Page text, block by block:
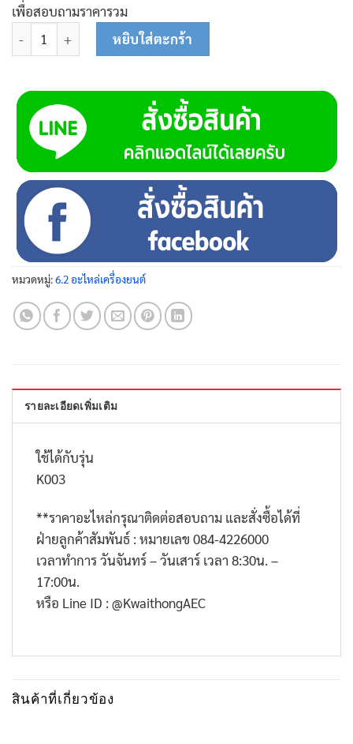
เพื่อสอบถามราคารวม
จำนวน ฉนวนคาร์บูเรเตอร์ 9HP 03-0703 ชิ้น
หยิบใส่ตะกร้า
หมวดหมู่:6.2 อะไหล่เครื่องยนต์
รายละเอียดเพิ่มเติม
ใช้ได้กับรุ่น
K003
**ราคาอะไหล่กรุณาติดต่อสอบถาม และสั่งซื้อได้ที่
ฝ่ายลูกค้าสัมพันธ์ : หมายเลข 084-4226000
เวลาทำการ วันจันทร์ – วันเสาร์ เวลา 8:30น. –
17:00น.
หรือ Line ID : @KwaithongAEC
สินค้าที่เกี่ยวข้อง